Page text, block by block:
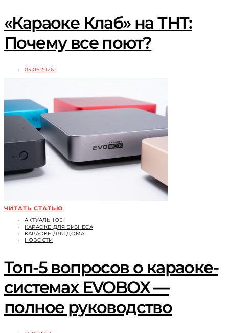
«Караоке Клаб» на ТНТ:
Почему все поют?
03.06.2026
ЧИТАТЬ СТАТЬЮ
АКТУАЛЬНОЕ
КАРАОКЕ ДЛЯ БИЗНЕСА
КАРАОКЕ ДЛЯ ДОМА
НОВОСТИ
Топ-5 вопросов о караоке-
системах EVOBOX —
полное руководство